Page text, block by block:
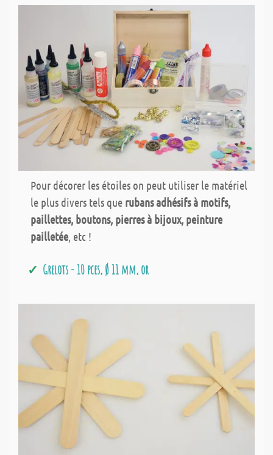
Pour décorer les étoiles on peut utiliser le matériel
le plus divers tels que rubans adhésifs à motifs,
paillettes, boutons, pierres à bijoux, peinture
pailletée, etc !
Grelots - 10 pces, Ø 11 mm, or